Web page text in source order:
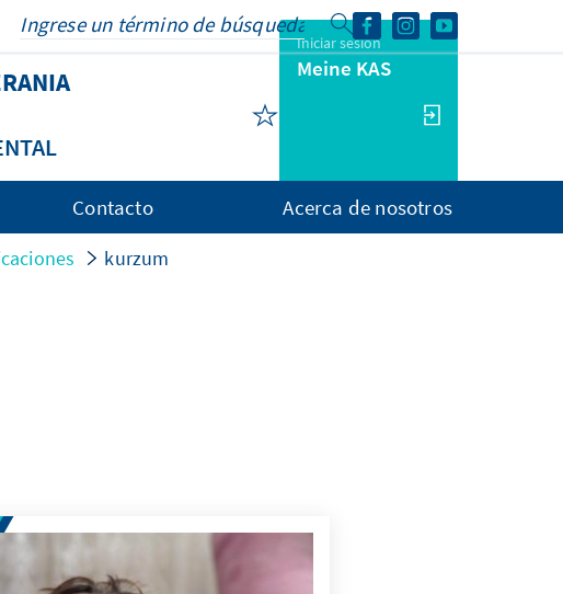
Iniciar sesión
Meine KAS
Contacto Acerca de nosotros
kurzum